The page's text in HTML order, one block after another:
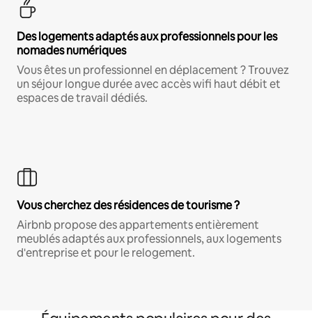
Des logements adaptés aux professionnels pour les
nomades numériques
Vous êtes un professionnel en déplacement ? Trouvez
un séjour longue durée avec accès wifi haut débit et
espaces de travail dédiés.
Vous cherchez des résidences de tourisme ?
Airbnb propose des appartements entièrement
meublés adaptés aux professionnels, aux logements
d'entreprise et pour le relogement.